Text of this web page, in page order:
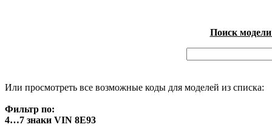
Поиск
Или просмотреть все возможные коды для моделей из списка:
Фильтр по:
4…7 знаки VIN 8E93